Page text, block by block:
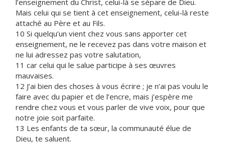
l’enseignement du Christ, celui-là se sépare de Dieu.
Mais celui qui se tient à cet enseignement, celui-là reste
attaché au Père et au Fils.
10 Si quelqu’un vient chez vous sans apporter cet
enseignement, ne le recevez pas dans votre maison et
ne lui adressez pas votre salutation,
11 car celui qui le salue participe à ses œuvres
mauvaises.
12 J’ai bien des choses à vous écrire ; je n’ai pas voulu le
faire avec du papier et de l’encre, mais j’espère me
rendre chez vous et vous parler de vive voix, pour que
notre joie soit parfaite.
13 Les enfants de ta sœur, la communauté élue de
Dieu, te saluent.